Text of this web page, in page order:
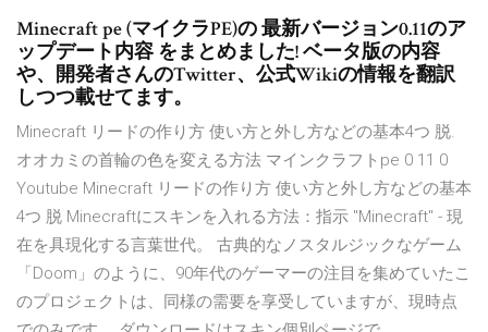
Minecraft pe (マイクラPE)の 最新バージョン0.11のア
ップデート内容 をまとめました! ベータ版の内容
や、開発者さんのTwitter、公式Wikiの情報を翻訳
しつつ載せてます。
Minecraft リードの作り方 使い方と外し方などの基本4つ 脱.
オオカミの首輪の色を変える方法 マインクラフトpe 0 11 0
Youtube Minecraft リードの作り方 使い方と外し方などの基本
4つ 脱 Minecraftにスキンを入れる方法：指示 "Minecraft" - 現
在を具現化する言葉世代。 古典的なノスタルジックなゲーム
「Doom」のように、90年代のゲーマーの注目を集めていたこ
のプロジェクトは、同様の需要を享受していますが、現時点